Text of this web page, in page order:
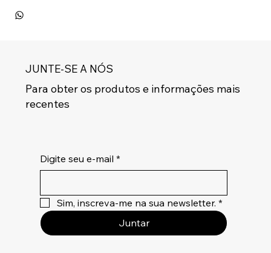
JUNTE-SE A NÓS
Para obter os produtos e informações mais
recentes
Digite seu e-mail *
Sim, inscreva-me na sua newsletter. *
Juntar